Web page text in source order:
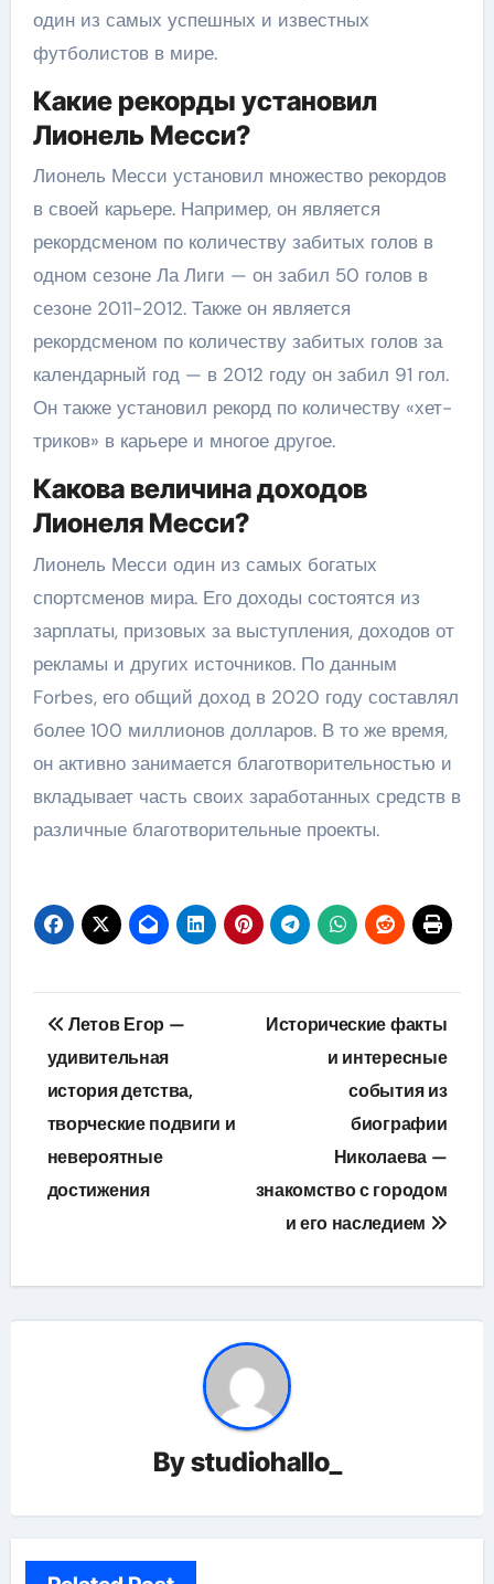
один из самых успешных и известных
футболистов в мире.
Какие рекорды установил
Лионель Месси?
Лионель Месси установил множество рекордов
в своей карьере. Например, он является
рекордсменом по количеству забитых голов в
одном сезоне Ла Лиги — он забил 50 голов в
сезоне 2011-2012. Также он является
рекордсменом по количеству забитых голов за
календарный год — в 2012 году он забил 91 гол.
Он также установил рекорд по количеству «хет-
триков» в карьере и многое другое.
Какова величина доходов
Лионеля Месси?
Лионель Месси один из самых богатых
спортсменов мира. Его доходы состоятся из
зарплаты, призовых за выступления, доходов от
рекламы и других источников. По данным
Forbes, его общий доход в 2020 году составлял
более 100 миллионов долларов. В то же время,
он активно занимается благотворительностью и
вкладывает часть своих заработанных средств в
различные благотворительные проекты.
Навигация
по
записям
Летов Егор —
удивительная
история детства,
творческие подвиги и
невероятные
достижения
Исторические факты
и интересные
события из
биографии
Николаева —
знакомство с городом
и его наследием
Bystudiohallo_